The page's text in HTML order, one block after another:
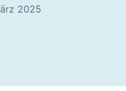
2025